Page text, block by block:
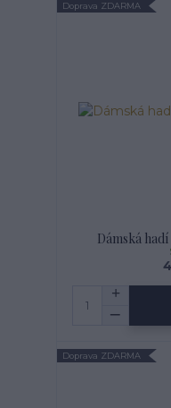
Doprava ZDARMA
Dámská
Doprava ZDARMA